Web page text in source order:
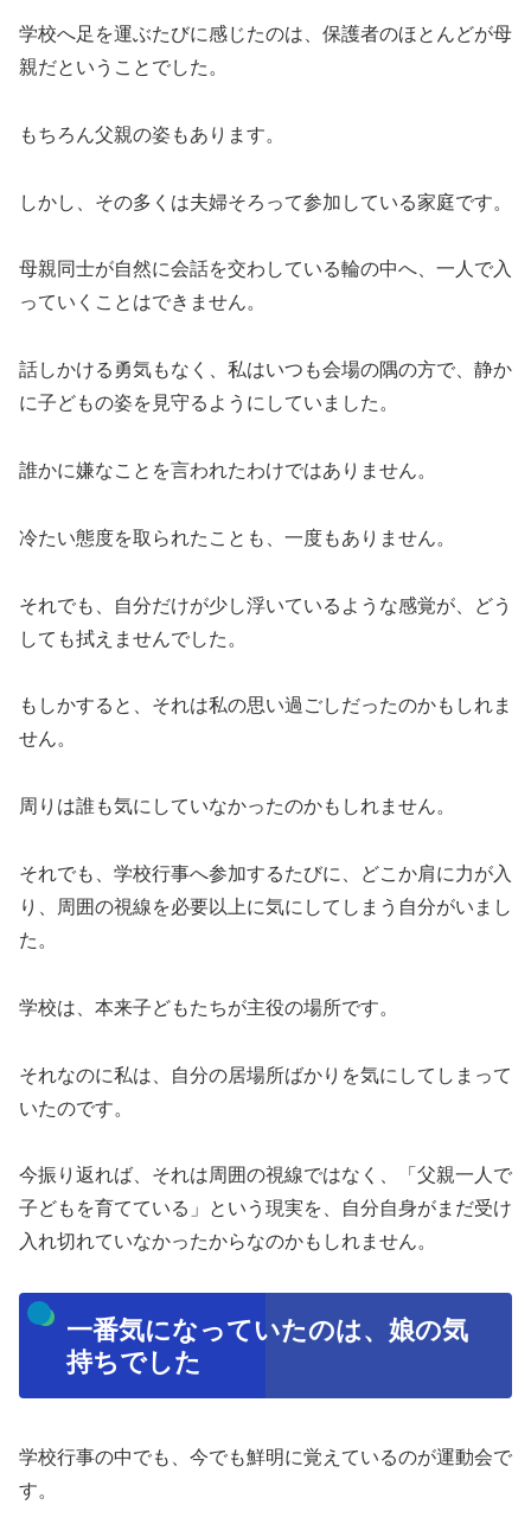
学校へ足を運ぶたびに感じたのは、保護者のほとんどが母
親だということでした。
もちろん父親の姿もあります。
しかし、その多くは夫婦そろって参加している家庭です。
母親同士が自然に会話を交わしている輪の中へ、一人で入
っていくことはできません。
話しかける勇気もなく、私はいつも会場の隅の方で、静か
に子どもの姿を見守るようにしていました。
誰かに嫌なことを言われたわけではありません。
冷たい態度を取られたことも、一度もありません。
それでも、自分だけが少し浮いているような感覚が、どう
しても拭えませんでした。
もしかすると、それは私の思い過ごしだったのかもしれま
せん。
周りは誰も気にしていなかったのかもしれません。
それでも、学校行事へ参加するたびに、どこか肩に力が入
り、周囲の視線を必要以上に気にしてしまう自分がいまし
た。
学校は、本来子どもたちが主役の場所です。
それなのに私は、自分の居場所ばかりを気にしてしまって
いたのです。
今振り返れば、それは周囲の視線ではなく、「父親一人で
子どもを育てている」という現実を、自分自身がまだ受け
入れ切れていなかったからなのかもしれません。
一番気になっていたのは、娘の気
持ちでした
学校行事の中でも、今でも鮮明に覚えているのが運動会で
す。